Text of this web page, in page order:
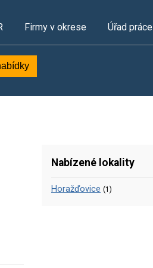
Firmy v okrese Úřad práce
Nabízené lokality
Horažďovice (1)